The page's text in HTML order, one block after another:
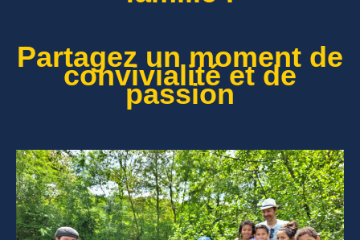
Partagez un moment de
convivialité et de
passion